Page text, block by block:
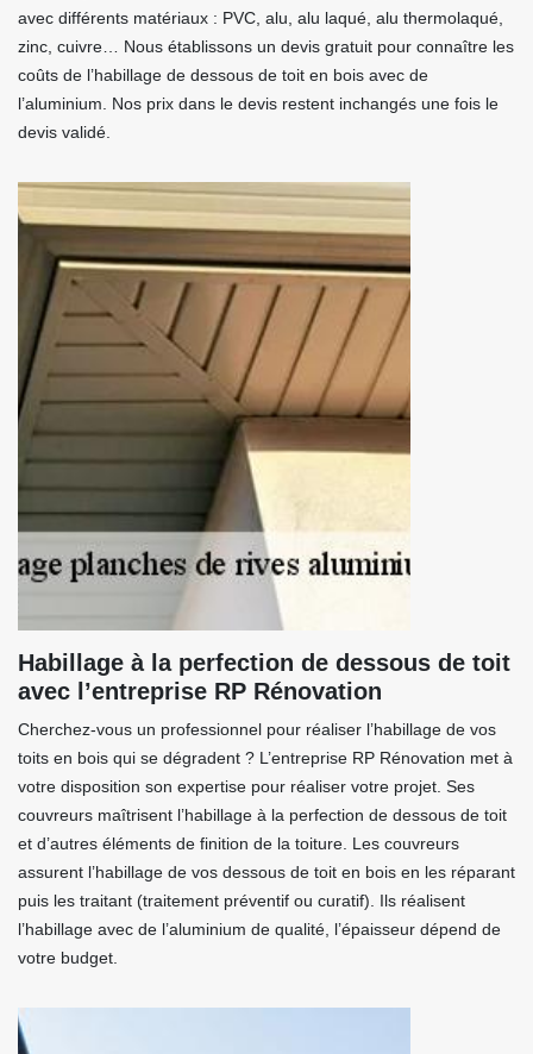
avec différents matériaux : PVC, alu, alu laqué, alu thermolaqué,
zinc, cuivre… Nous établissons un devis gratuit pour connaître les
coûts de l’habillage de dessous de toit en bois avec de
l’aluminium. Nos prix dans le devis restent inchangés une fois le
devis validé.
Habillage à la perfection de dessous de toit
avec l’entreprise RP Rénovation
Cherchez-vous un professionnel pour réaliser l’habillage de vos
toits en bois qui se dégradent ? L’entreprise RP Rénovation met à
votre disposition son expertise pour réaliser votre projet. Ses
couvreurs maîtrisent l’habillage à la perfection de dessous de toit
et d’autres éléments de finition de la toiture. Les couvreurs
assurent l’habillage de vos dessous de toit en bois en les réparant
puis les traitant (traitement préventif ou curatif). Ils réalisent
l’habillage avec de l’aluminium de qualité, l’épaisseur dépend de
votre budget.